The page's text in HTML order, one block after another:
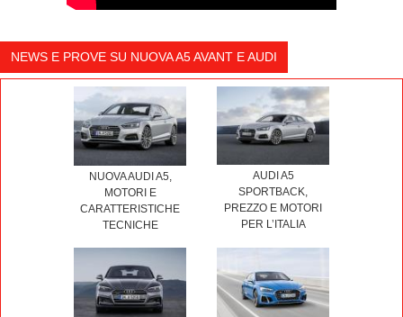
NEWS E PROVE SU NUOVA A5 AVANT E AUDI
NUOVA AUDI A5,
MOTORI E
CARATTERISTICHE
TECNICHE
AUDI A5
SPORTBACK,
PREZZO E MOTORI
PER L’ITALIA